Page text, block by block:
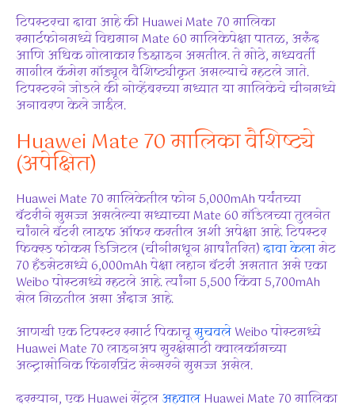
टिपस्टरचा दावा आहे की Huawei Mate 70 मालिका
स्मार्टफोनमध्ये विद्यमान Mate 60 मालिकेपेक्षा पातळ, अरुंद
आणि अधिक गोलाकार डिझाइन असतील. ते मोठे, मध्यवर्ती
मागील कॅमेरा मॉड्यूल वैशिष्ट्यीकृत असल्याचे म्हटले जाते.
टिपस्टरने जोडले की नोव्हेंबरच्या मध्यात या मालिकेचे चीनमध्ये
अनावरण केले जाईल.
Huawei Mate 70 मालिका वैशिष्ट्ये
(अपेक्षित)
Huawei Mate 70 मालिकेतील फोन 5,000mAh पर्यंतच्या
बॅटरीने सुसज्ज असलेल्या सध्याच्या Mate 60 मॉडेलच्या तुलनेत
चांगले बॅटरी लाइफ ऑफर करतील अशी अपेक्षा आहे. टिपस्टर
फिक्स्ड फोकस डिजिटल (चीनीमधून भाषांतरित)दावा केलामेट
70 हँडसेटमध्ये 6,000mAh पेक्षा लहान बॅटरी असतात असे एका
Weibo पोस्टमध्ये म्हटले आहे. त्यांना 5,500 किंवा 5,700mAh
सेल मिळतील असा अंदाज आहे.
आणखी एक टिपस्टर स्मार्ट पिकाचूसुचवले Weibo पोस्टमध्ये
Huawei Mate 70 लाइनअप सुरक्षेसाठी क्वालकॉमच्या
अल्ट्रासोनिक फिंगरप्रिंट सेन्सरने सुसज्ज असेल.
दरम्यान, एक Huawei सेंट्रलअहवाल Huawei Mate 70 मालिका